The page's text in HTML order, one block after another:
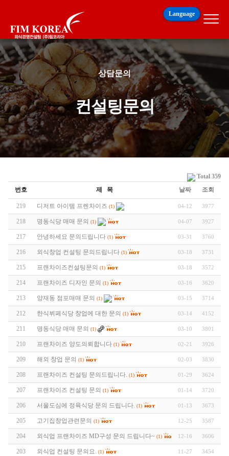
Language
상담문의
컨설팅문의
Total 359
번호
제 목 날짜 조회
219 디저트 아이템 프렌차이즈 (1) 04-12 3977
218 명동식당 매매 문의 (1) 04-07 3927
217 안녕하세요 문의드립니다 (1) 03-31 3760
216 외식창업 컨설팅 문의드립니다 (1) 03-18 3731
215 프랜차이즈컨설팅문의 (1) 03-18 3572
214 프랜차이즈 디자인 문의 (1) 03-16 3620
213 양재동 점포매매 문의 (1) 03-15 3714
212 한식뷔페식당 창업에 대한 문의 (1) 03-14 4152
211 명동식당 매매 문의 (1) 03-10 3801
210 프랜차이즈 양도의뢰합니다 (1) 02-21 3926
209 해외 창업 문의 (1) 02-03 3830
208 프랜차이즈 컨설팅 문의드립니다. (1) 01-29 3624
207 프랜차이즈 컨설팅 문의 (1) 01-14 3720
206 서울도심에 정육식당 문의 드립니다. (1) 01-13 3673
205 고기집창업관련문의 (1) 12-25 3587
204 외식업 프랜차이즈 MD구성 문의 드립니다~ (1) 12-16 3606
203 외식업 컨설팅 문의요. (1) 11-27 3454